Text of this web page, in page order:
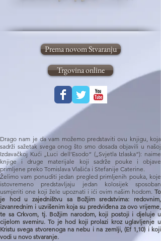
Prema novom Stvaranju
Trgovina online
Drago nam je da vam možemo predstaviti ovu knjigu, koja
sadrži sažetak svega onog što smo dosada objavili u našoj
Izdavačkoj Kući „Luci dell'Esodo“ („Svjetla Izlaska“): naime
knjige i druge materijale koji sadrže pouke i objave
primljene preko Tomislava Vlašića i Stefanije Caterine.
Želimo vam ponuditi jedan pregled primljenih pouka, koje
istovremeno predstavljaju jedan kolosijek sposoban
usmjeriti one koji žele upoznati i ići ovim našim hodom. To
je hod u zajedništvu sa Božjim sredstvima: redovnim,
izvanrednim i uzvišenim koja su predviđena za ovo vrijeme,
te sa Crkvom, tj. Božjim narodom, koji postoji i djeluje u
cijelom svemiru. To je hod koji prolazi kroz uglavljenje u
Kristu svega stvorenoga na nebu i na zemlji, (Ef 1,10) i koji
vodi u novo stvaranje.